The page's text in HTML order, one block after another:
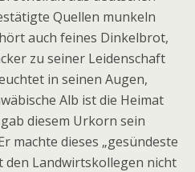
Quellen munkeln
auch feines Dinkelbrot,
zu seiner Leidenschaft
in seinen Augen,
Alb ist die Heimat
diesem Urkorn sein
machte dieses „gesündeste
den Landwirtskollegen nicht